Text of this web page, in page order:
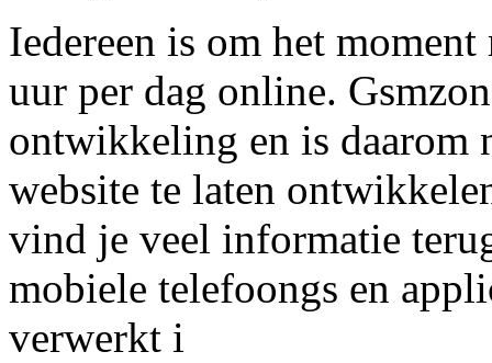
Iedereen is om het
uur per dag online.
ontwikkeling en is daarom
website te laten
vind je veel informatie
mobiele telefoongs en
verwerkt i